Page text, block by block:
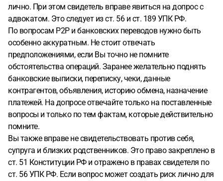
лично. При этом свидетель вправе явиться на допрос с
адвокатом. Это следует из ст. 56 и ст. 189 УПК РФ.
По вопросам P2P и банковских переводов нужно быть
особенно аккуратным. Не стоит отвечать
предположениями, если Вы точно не помните
обстоятельства операций. Заранее желательно поднять
банковские выписки, переписку, чеки, данные
контрагентов, объявления, историю обмена, назначение
платежей. На допросе отвечайте только на поставленные
вопросы и только по тем фактам, которые действительно
помните.
Вы также вправе не свидетельствовать против себя,
супруга и близких родственников. Это право закреплено в
ст. 51 Конституции РФ и отражено в правах свидетеля по
ст. 56 УПК РФ. Если вопрос может создать риск лично для